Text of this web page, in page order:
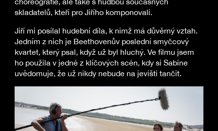
skladatelů, kteří pro Jiřího komponovali.
Jiří mi posílal hudební díla, k nimž má důvěrný vztah.
Jedním z nich je Beethovenův poslední smyčcový
kvartet, který psal, když už byl hluchý. Ve filmu jsem
ho použila v jedné z klíčových scén, kdy si Sabine
uvědomuje, že už nikdy nebude na jevišti tančit.